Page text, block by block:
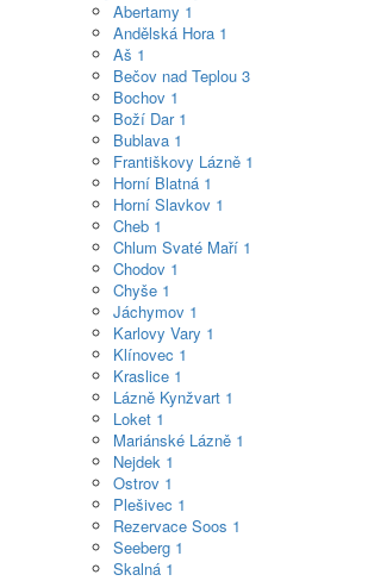
Abertamy 1
Andělská Hora 1
Aš 1
Bečov nad Teplou 3
Bochov 1
Boží Dar 1
Bublava 1
Františkovy Lázně 1
Horní Blatná 1
Horní Slavkov 1
Cheb 1
Chlum Svaté Maří 1
Chodov 1
Chyše 1
Jáchymov 1
Karlovy Vary 1
Klínovec 1
Kraslice 1
Lázně Kynžvart 1
Loket 1
Mariánské Lázně 1
Nejdek 1
Ostrov 1
Plešivec 1
Rezervace Soos 1
Seeberg 1
Skalná 1